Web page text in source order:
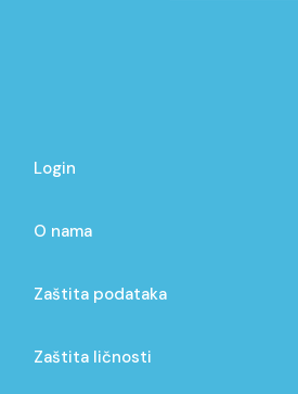
Login
O nama
Zaštita podataka
Zaštita ličnosti